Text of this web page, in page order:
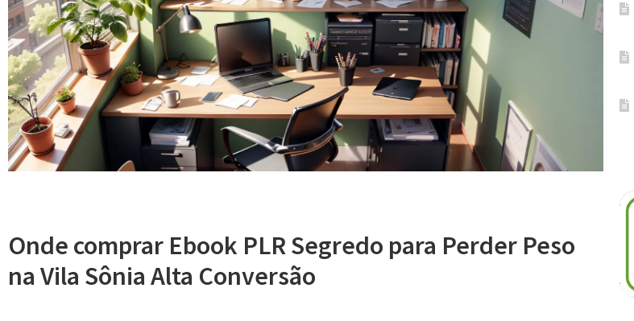
Onde comprar Ebook PLR Segredo para Perder Peso
na Vila Sônia Alta Conversão